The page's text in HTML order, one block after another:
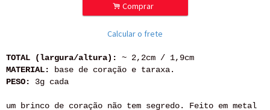
. Comprar
Calcular o frete
TOTAL (largura/altura):
~ 2,2cm / 1,9cm
MATERIAL:
base de coração e taraxa.
PESO:
3g cada
um brinco de coração não tem segredo. Feito em metal